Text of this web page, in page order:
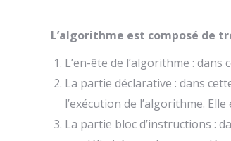
L’algorithme est composé de
L’en-ête de l’algorithme :
La partie déclarative : dans
l’exécution de l’algorithme.
La partie bloc d’instructions :